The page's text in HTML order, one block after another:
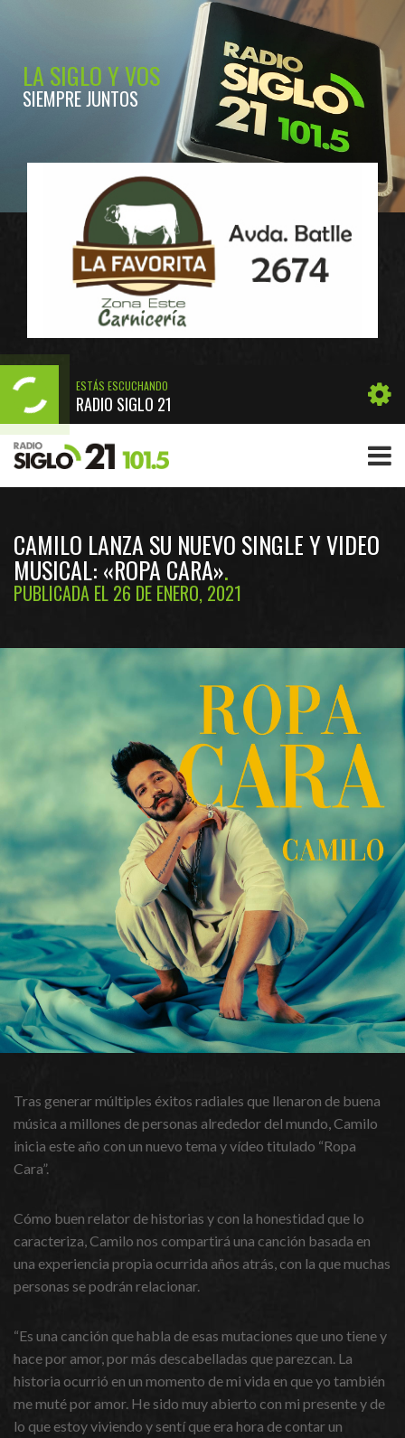
LA SIGLO Y VOS
SIEMPRE JUNTOS
ESTÁS ESCUCHANDO
RADIO SIGLO 21
CAMILO LANZA SU NUEVO SINGLE Y VIDEO
MUSICAL: «ROPA CARA»
PUBLICADA EL 26 DE ENERO, 2021
Tras generar múltiples éxitos radiales que llenaron de buena
música a millones de personas alrededor del mundo, Camilo
inicia este año con un nuevo tema y vídeo titulado “Ropa
Cara”.
Cómo buen relator de historias y con la honestidad que lo
caracteriza, Camilo nos compartirá una canción basada en
una experiencia propia ocurrida años atrás, con la que muchas
personas se podrán relacionar.
“Es una canción que habla de esas mutaciones que uno tiene y
hace por amor, por más descabelladas que parezcan. La
historia ocurrió en un momento de mi vida en que yo también
me muté por amor. He sido muy abierto con mi presente y de
lo que estoy viviendo y sentí que era hora de contar un